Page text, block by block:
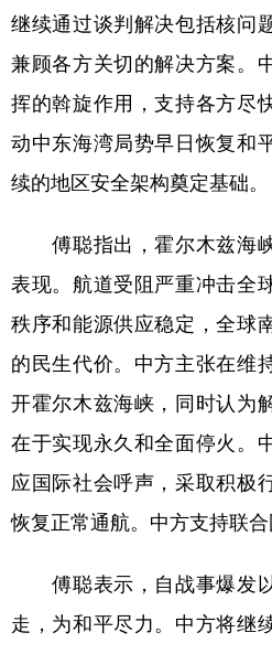
Русский язык
Deutsch Português
继续通过谈判解决包括核问
兼顾各方关切的解决方案。
挥的斡旋作用，支持各方尽
动中东海湾局势早日恢复和
续的地区安全架构奠定基础。
傅聪指出，霍尔木兹海峡
表现。航道受阻严重冲击全
秩序和能源供应稳定，全球
的民生代价。中方主张在维
开霍尔木兹海峡，同时认为
在于实现永久和全面停火。
应国际社会呼声，采取积极
恢复正常通航。中方支持联合
傅聪表示，自战事爆发以
走，为和平尽力。中方将继